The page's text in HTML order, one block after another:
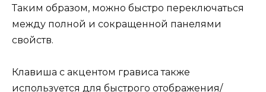
Таким образом, можно быстро переключаться
между полной и сокращенной панелями
свойств.
Клавиша с акцентом грависа также
используется для быстрого отображения/